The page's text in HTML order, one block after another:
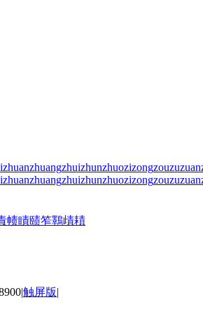
zhuanzhuangzhuizhunzhuozizongzouzuzuan
zhuanzhuangzhuizhunzhuozizongzouzuzuan
帻瞔赜笮鸅歵耫
|触屏版|